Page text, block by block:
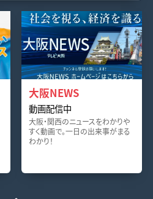
大阪NEWS
動画配信中
大阪・関西のニュースをわかりや
すく動画で。一日の出来事がまる
わかり！